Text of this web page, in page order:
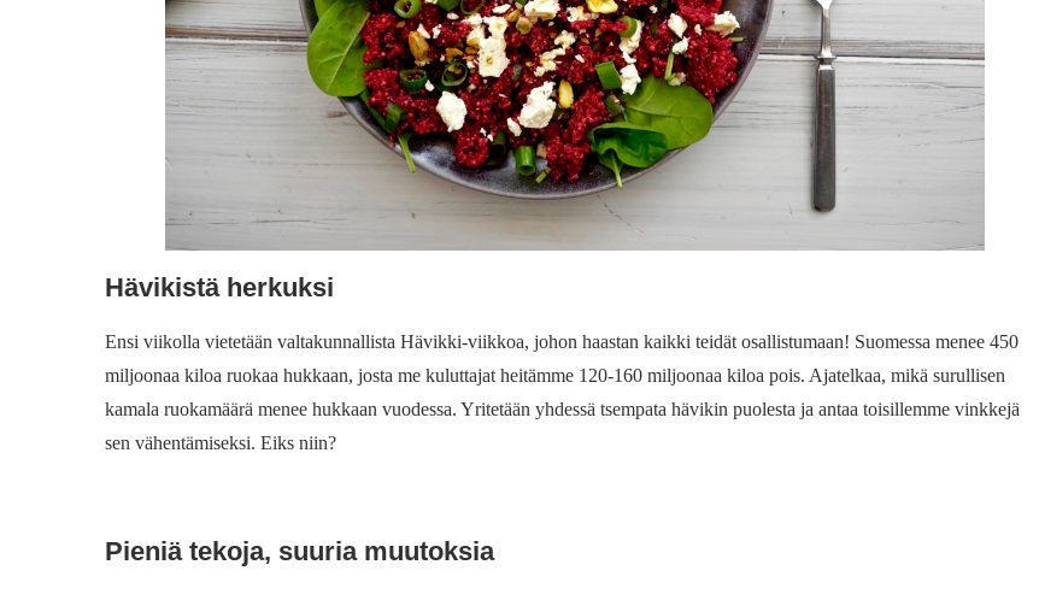
Hävikistä herkuksi
Ensi viikolla vietetään valtakunnallista Hävikki-viikkoa, johon haastan kaikki teidät osallistumaan! Suomessa menee 450
miljoonaa kiloa ruokaa hukkaan, josta me kuluttajat heitämme 120-160 miljoonaa kiloa pois. Ajatelkaa, mikä surullisen
kamala ruokamäärä menee hukkaan vuodessa. Yritetään yhdessä tsempata hävikin puolesta ja antaa toisillemme vinkkejä
sen vähentämiseksi. Eiks niin?
Pieniä tekoja, suuria muutoksia